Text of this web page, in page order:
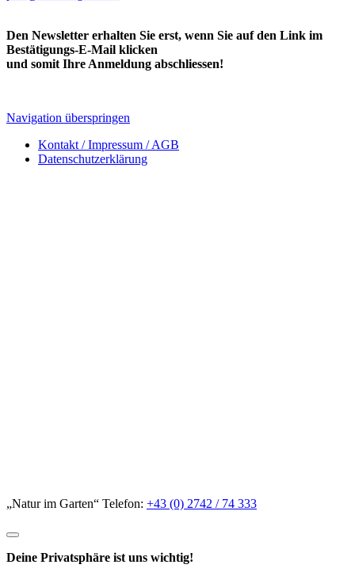
Den Newsletter erhalten Sie erst, wenn Sie auf den Link im
Bestätigungs-E-Mail klicken
und somit Ihre Anmeldung abschliessen!
Navigation überspringen
Kontakt / Impressum / AGB
Datenschutzerklärung
„Natur im Garten“ Telefon: +43 (0) 2742 / 74 333
Deine Privatsphäre ist uns wichtig!